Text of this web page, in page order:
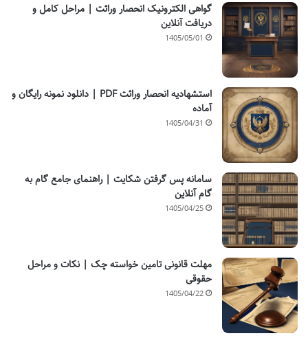
گواهی الکترونیک انحصار وراثت | مراحل کامل و
دریافت آنلاین
1405/05/01
استشهادیه انحصار وراثت PDF | دانلود نمونه رایگان و
آماده
1405/04/31
سامانه پس گرفتن شکایت | راهنمای جامع گام به
گام آنلاین
1405/04/25
مهلت قانونی تامین خواسته چک | نکات و مراحل
حقوقی
1405/04/22